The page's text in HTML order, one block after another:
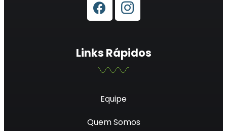
Links Rápidos
Equipe
Quem Somos